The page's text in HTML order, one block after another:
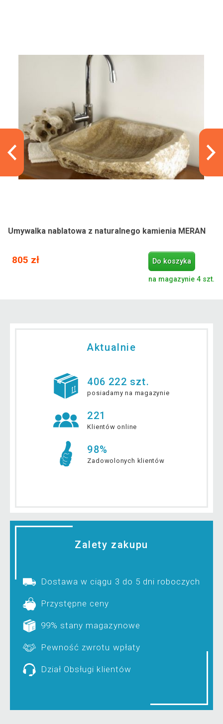
Umywalka nablatowa z naturalnego kamienia MERAN
805 zł Do koszyka
na magazynie 4 szt.
Aktualnie
406 222 szt.
posiadamy na magazynie
221
Klientów online
98%
Zadowolonych klientów
Zalety zakupu
Dostawa w ciągu 3 do 5 dni roboczych
Przystępne ceny
99% stany magazynowe
Pewność zwrotu wpłaty
Dział Obsługi klientów